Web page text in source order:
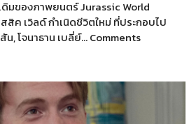
มของภาพยนตร์ Jurassic World
สิค เวิลด์ กำเนิดชีวิตใหม่ ที่ประกอบไป
, โจนาธาน เบลี่ย์… Comments